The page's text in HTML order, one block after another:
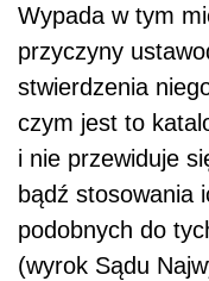
Wypada w tym
przyczyny
stwierdzenia
czym jest to
i nie przewiduje
bądź stosowania
podobnych do
(wyrok Sądu